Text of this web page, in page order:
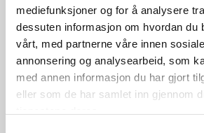
mediefunksjoner og for å analysere
dessuten informasjon om hvordan du
vårt, med partnerne våre innen
annonsering og analysearbeid, som
med annen informasjon du har gjort
eller som de har samlet inn gjennom
09-10
November
11:30 - 17:00
Tungbilkonferansen 2026